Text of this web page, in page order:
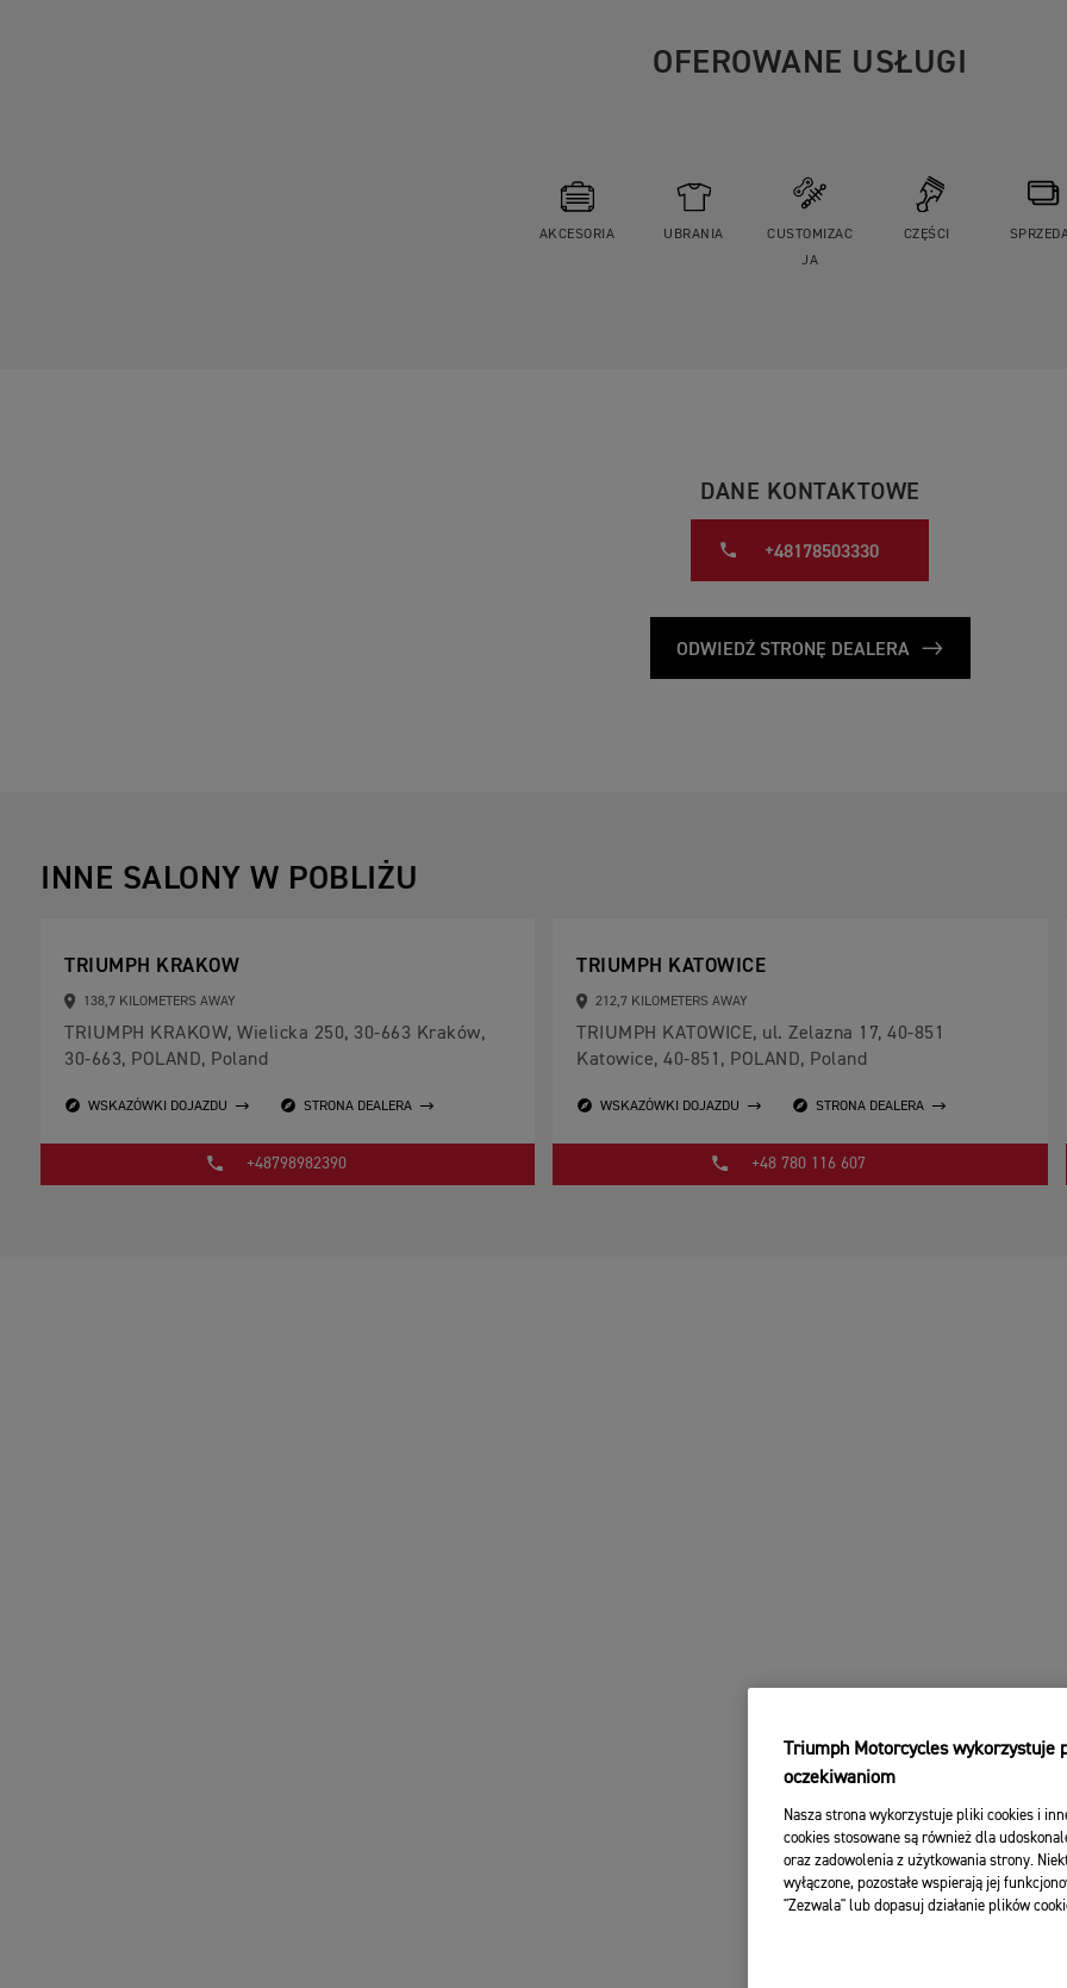
OFEROWANE USŁUGI
AKCESORIA UBRANIA
CUSTOMIZAC
JA
CZĘŚCI
DANE KONTAKTOWE
+48178503330
ODWIEDŹ STRONĘ DEALERA
INNE SALONY W POBLIŻU
TRIUMPH KRAKOW
138,7 KILOMETERS AWAY
TRIUMPH KRAKOW, Wielicka 250, 30-663 Kraków,
30-663, POLAND, Poland
WSKAZÓWKI DOJAZDU STRONA DEALERA
+48798982390
TRIUMPH KATOWICE
212,7 KILOMETERS AWAY
TRIUMPH KATOWICE, ul. Zelazna 17, 40-851
Katowice, 40-851, POLAND, Poland
WSKAZÓWKI DOJAZDU STRONA DEALERA
+48 780 116 607
Triumph Motorcycles wykorzystuje
oczekiwaniom
Nasza strona wykorzystuje pliki cookies i
cookies stosowane są również dla
oraz zadowolenia z użytkowania strony.
wyłączone, pozostałe wspierają jej
"Zezwala" lub dopasuj działanie plików